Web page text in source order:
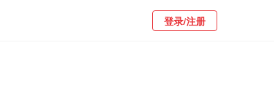
登录/注册